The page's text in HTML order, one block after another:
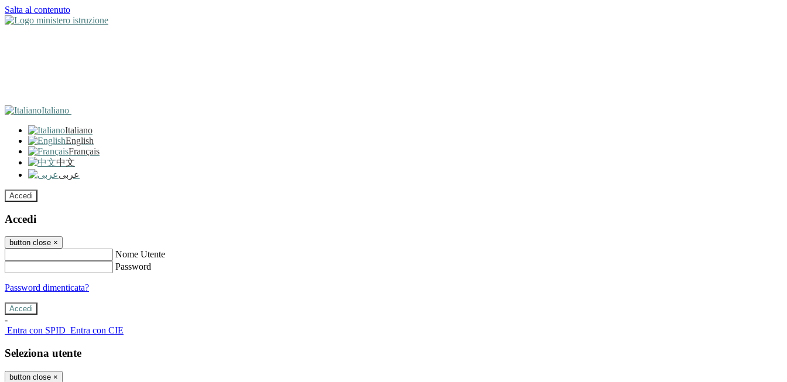
Salta al contenuto
Italiano
Italiano
English
Français
中文
عربى
Accedi
Accedi
button close ×
Nome Utente
Password
Password dimenticata?
-
Entra con SPID Entra con CIE
Seleziona utente
button close ×